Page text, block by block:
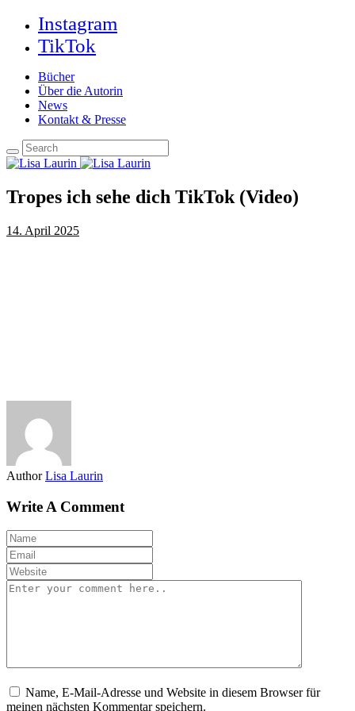
Instagram
TikTok
Bücher
Über die Autorin
News
Kontakt & Presse
Tropes ich sehe dich TikTok (Video)
14. April 2025
Author Lisa Laurin
Write A Comment
Name, E-Mail-Adresse und Website in diesem Browser für
meinen nächsten Kommentar speichern.